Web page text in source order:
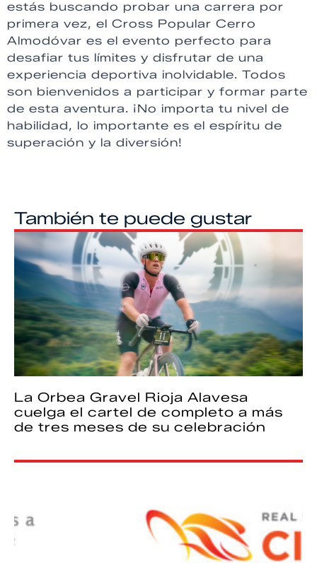
estás buscando probar una carrera por
primera vez, el Cross Popular Cerro
Almodóvar es el evento perfecto para
desafiar tus límites y disfrutar de una
experiencia deportiva inolvidable. Todos
son bienvenidos a participar y formar parte
de esta aventura. ¡No importa tu nivel de
habilidad, lo importante es el espíritu de
superación y la diversión!
También te puede gustar
La Orbea Gravel Rioja Alavesa
cuelga el cartel de completo a más
de tres meses de su celebración